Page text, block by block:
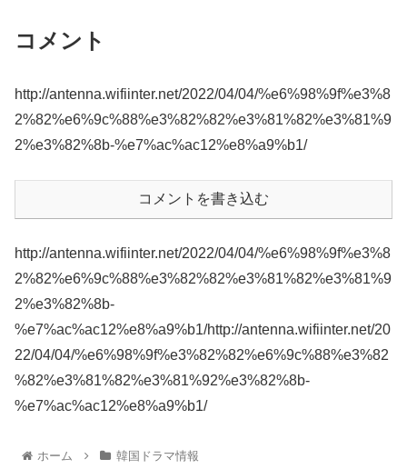
コメント
http://antenna.wifiinter.net/2022/04/04/%e6%98%9f%e3%8
2%82%e6%9c%88%e3%82%82%e3%81%82%e3%81%9
2%e3%82%8b-%e7%ac%ac12%e8%a9%b1/
コメントを書き込む
http://antenna.wifiinter.net/2022/04/04/%e6%98%9f%e3%8
2%82%e6%9c%88%e3%82%82%e3%81%82%e3%81%9
2%e3%82%8b-
%e7%ac%ac12%e8%a9%b1/http://antenna.wifiinter.net/20
22/04/04/%e6%98%9f%e3%82%82%e6%9c%88%e3%82
%82%e3%81%82%e3%81%92%e3%82%8b-
%e7%ac%ac12%e8%a9%b1/
ホーム 韓国ドラマ情報